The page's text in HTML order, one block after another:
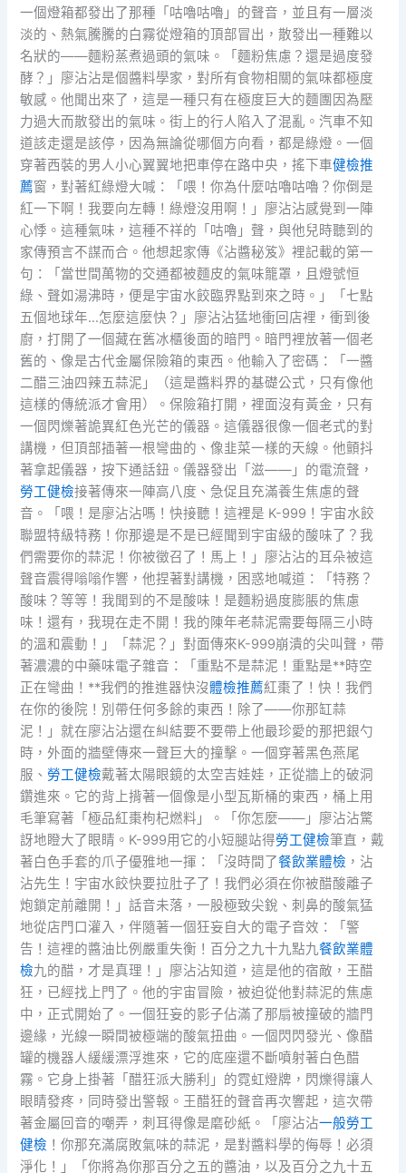
一個燈箱都發出了那種「咕嚕咕嚕」的聲音，並且有一層淡
淡的、熱氣騰騰的白霧從燈箱的頂部冒出，散發出一種難以
名狀的——麵粉蒸煮過頭的氣味。「麵粉焦慮？還是過度發
酵？」廖沾沾是個醬料學家，對所有食物相關的氣味都極度
敏感。他聞出來了，這是一種只有在極度巨大的麵團因為壓
力過大而散發出的氣味。街上的行人陷入了混亂。汽車不知
道該走還是該停，因為無論從哪個方向看，都是綠燈。一個
穿著西裝的男人小心翼翼地把車停在路中央，搖下車健檢推
薦窗，對著紅綠燈大喊：「喂！你為什麼咕嚕咕嚕？你倒是
紅一下啊！我要向左轉！綠燈沒用啊！」廖沾沾感覺到一陣
心悸。這種氣味，這種不祥的「咕嚕」聲，與他兒時聽到的
家傳預言不謀而合。他想起家傳《沾醬秘笈》裡記載的第一
句：「當世間萬物的交通都被麵皮的氣味籠罩，且燈號恒
綠、聲如湯沸時，便是宇宙水餃臨界點到來之時。」「七點
五個地球年…怎麼這麼快？」廖沾沾猛地衝回店裡，衝到後
廚，打開了一個藏在舊冰櫃後面的暗門。暗門裡放著一個老
舊的、像是古代金屬保險箱的東西。他輸入了密碼：「一醬
二醋三油四辣五蒜泥」（這是醬料界的基礎公式，只有像他
這樣的傳統派才會用）。保險箱打開，裡面沒有黃金，只有
一個閃爍著詭異紅色光芒的儀器。這儀器很像一個老式的對
講機，但頂部插著一根彎曲的、像韭菜一樣的天線。他顫抖
著拿起儀器，按下通話鈕。儀器發出「滋——」的電流聲，
勞工健檢接著傳來一陣高八度、急促且充滿養生焦慮的聲
音。「喂！是廖沾沾嗎！快接聽！這裡是 K-999！宇宙水餃
聯盟特級特務！你那邊是不是已經聞到宇宙級的酸味了？我
們需要你的蒜泥！你被徵召了！馬上！」廖沾沾的耳朵被這
聲音震得嗡嗡作響，他捏著對講機，困惑地喊道：「特務？
酸味？等等！我聞到的不是酸味！是麵粉過度膨脹的焦慮
味！還有，我現在走不開！我的陳年老蒜泥需要每隔三小時
的溫和震動！」「蒜泥？」對面傳來K-999崩潰的尖叫聲，帶
著濃濃的中藥味電子雜音：「重點不是蒜泥！重點是**時空
正在彎曲！**我們的推進器快沒體檢推薦紅棗了！快！我們
在你的後院！別帶任何多餘的東西！除了——你那缸蒜
泥！」就在廖沾沾還在糾結要不要帶上他最珍愛的那把銀勺
時，外面的牆壁傳來一聲巨大的撞擊。一個穿著黑色燕尾
服、 勞工健檢戴著太陽眼鏡的太空吉娃娃，正從牆上的破洞
鑽進來。它的背上揹著一個像是小型瓦斯桶的東西，桶上用
毛筆寫著「極品紅棗枸杞燃料」。「你怎麼——」廖沾沾驚
訝地瞪大了眼睛。K-999用它的小短腿站得勞工健檢筆直，戴
著白色手套的爪子優雅地一揮：「沒時間了餐飲業體檢 ，沾
沾先生！宇宙水餃快要拉肚子了！我們必須在你被醋酸離子
炮鎖定前離開！」話音未落，一股極致尖銳、刺鼻的酸氣猛
地從店門口灌入，伴隨著一個狂妄自大的電子音效：「警
告！這裡的醬油比例嚴重失衡！百分之九十九點九餐飲業體
檢九的醋，才是真理！」廖沾沾知道，這是他的宿敵，王醋
狂，已經找上門了。他的宇宙冒險，被迫從他對蒜泥的焦慮
中，正式開始了。一個狂妄的影子佔滿了那扇被撞破的牆門
邊緣，光線一瞬間被極端的酸氣扭曲。一個閃閃發光、像醋
罐的機器人緩緩漂浮進來，它的底座還不斷噴射著白色醋
霧。它身上掛著「醋狂派大勝利」的霓虹燈牌，閃爍得讓人
眼睛發疼，同時發出警報。王醋狂的聲音再次響起，這次帶
著金屬回音的嘲弄，刺耳得像是磨砂紙。「廖沾沾一般勞工
健檢 ！你那充滿腐敗氣味的蒜泥，是對醬料學的侮辱！必須
淨化！」「你將為你那百分之五的醬油，以及百分之九十五